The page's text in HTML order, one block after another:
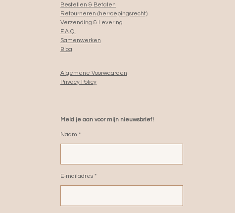
Bestellen & Betalen
Retourneren (herroepingsrecht)
Verzending & Levering
F.A.Q.
Samenwerken
Blog
Algemene Voorwaarden
Privacy Policy
Meld je aan voor mijn nieuwsbrief!
Naam *
E-mailadres *